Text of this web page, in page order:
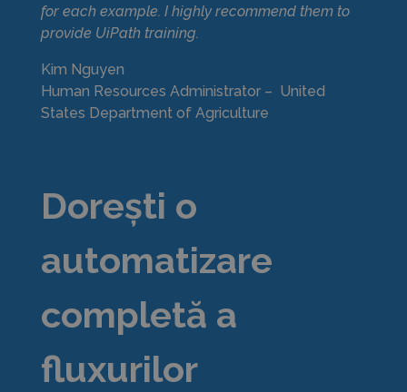
for each example. I highly recommend them to
provide UiPath training.
Kim Nguyen
Human Resources Administrator – United
States Department of Agriculture
Dorești o
automatizare
completă a
fluxurilor